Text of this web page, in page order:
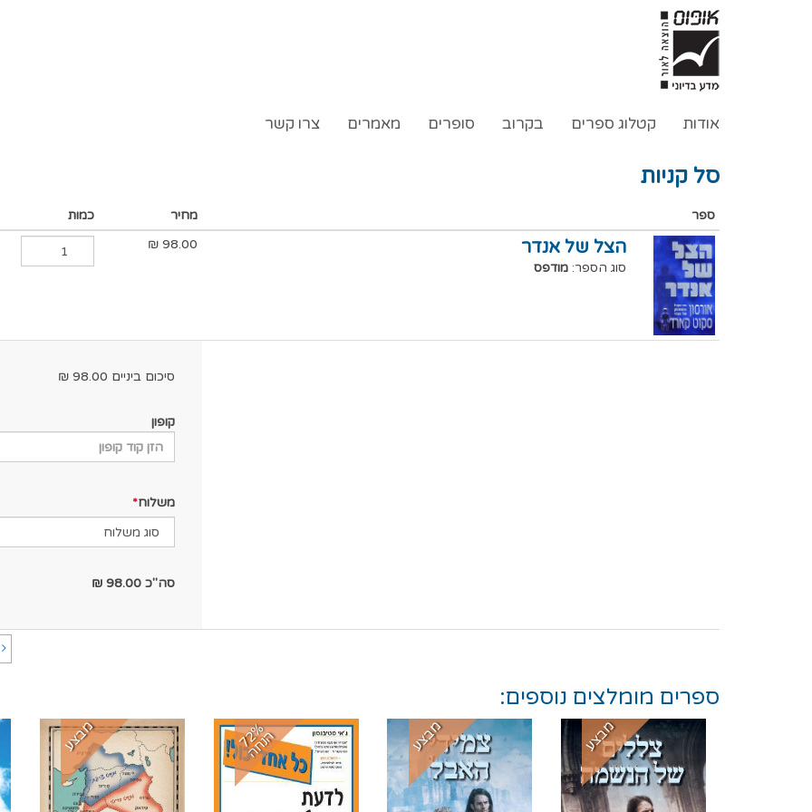
אודות קטלוג ספרים בקרוב סופרים מאמרים צרו קשר
סל קניות
ספר מחיר כמות
הצל של אנדר
סוג הספר:מודפס
98.00
₪
סיכום ביניים 98.00
₪
קופון
משלוח
סה"כ 98.00
₪
ספרים מומלצים נוספים:
מבצע מבצע 7
2
%
ה
נ
ח
ה מבצע